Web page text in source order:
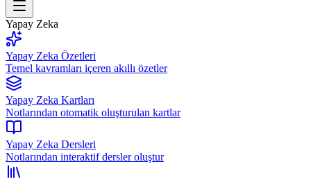
Yapay Zeka
Yapay Zeka Özetleri
Temel kavramları içeren akıllı özetler
Yapay Zeka Kartları
Notlarından otomatik oluşturulan kartlar
Yapay Zeka Dersleri
Notlarından interaktif dersler oluştur